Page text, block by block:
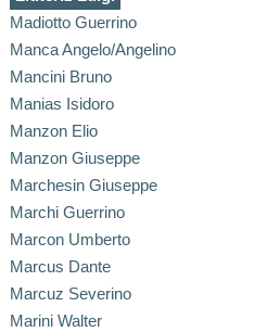
Madiotto Guerrino
Manca Angelo/Angelino
Mancini Bruno
Manias Isidoro
Manzon Elio
Manzon Giuseppe
Marchesin Giuseppe
Marchi Guerrino
Marcon Umberto
Marcus Dante
Marcuz Severino
Marini Walter